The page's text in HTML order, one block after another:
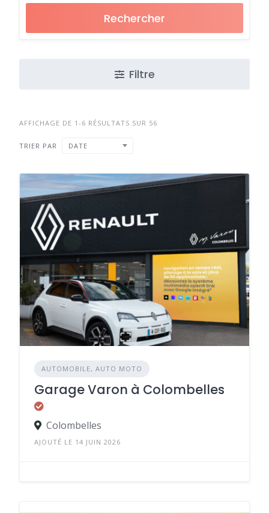
Rechercher
Filtre
AFFICHAGE DE 1-6 RÉSULTATS SUR 56
TRIER PAR DATE
AUTOMOBILE, AUTO MOTO
Garage Varon à Colombelles
Colombelles
AJOUTÉ LE 14 JUIN 2026